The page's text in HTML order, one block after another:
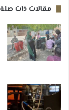
مقالات ذات صلة